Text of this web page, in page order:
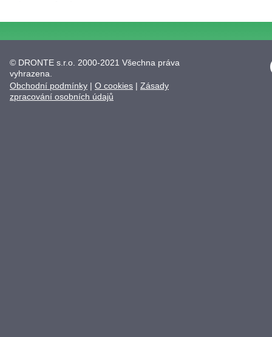
© DRONTE s.r.o. 2000-2021 Všechna práva
vyhrazena.
Obchodní podmínky | O cookies | Zásady
zpracování osobních údajů